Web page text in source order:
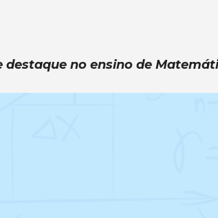
no ensino de